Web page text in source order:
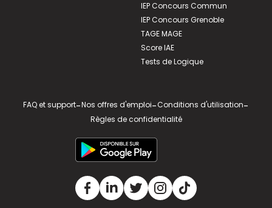
IEP Concours Commun
IEP Concours Grenoble
TAGE MAGE
Score IAE
Tests de Logique
FAQ et support-Nos offres d'emploi-Conditions d'utilisation-
Règles de confidentialité